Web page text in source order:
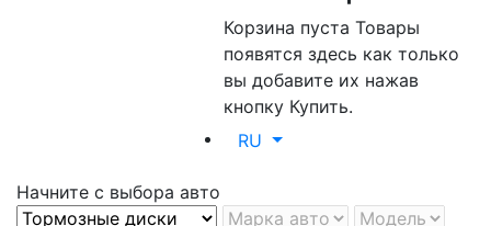
Корзина пустаТовары
появятся здесь как только
вы добавите их нажав
кнопку Купить.
RU
Начните с выбора авто